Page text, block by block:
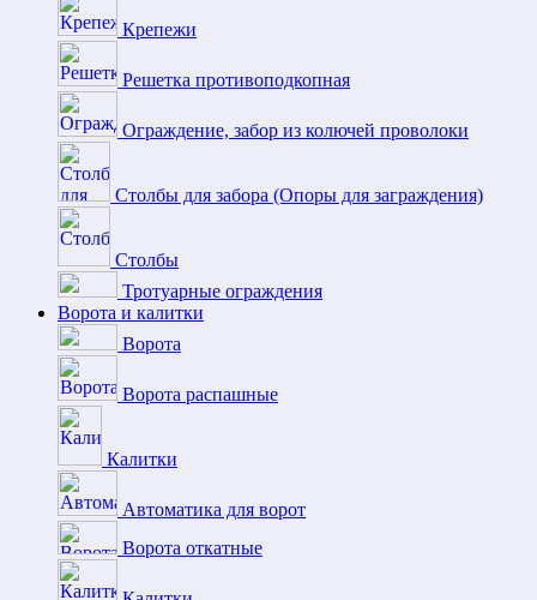
Крепежи
Решетка противоподкопная
Ограждение, забор из колючей проволоки
Столбы для забора (Опоры для заграждения)
Столбы
Тротуарные ограждения
Ворота и калитки
Ворота
Ворота распашные
Калитки
Автоматика для ворот
Ворота откатные